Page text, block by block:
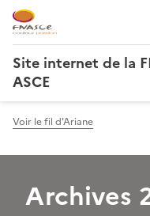
Site internet de la
ASCE
Voir le fil d'Ariane
Archives